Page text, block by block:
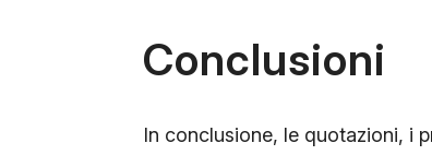
Conclusioni
In conclusione, le quotazioni, i